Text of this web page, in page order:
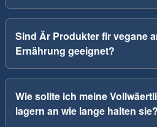
Sind Är Produkter fir vegane
Ernährung geeignet?
Wie sollte ich meine
lagern an wie lange halten sie?